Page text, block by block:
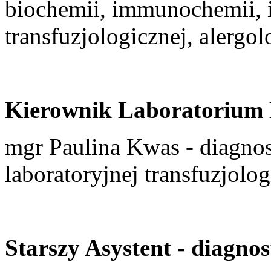
biochemii, immunochemii,
transfuzjologicznej,
Kierownik Laboratorium
mgr Paulina Kwas -­
laboratoryjnej
Starszy Asystent -